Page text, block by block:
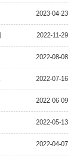
2023-04-23
2022-11-29
2022-08-08
2022-07-16
2022-06-09
2022-05-13
2022-04-07